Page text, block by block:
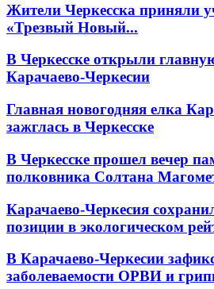
Жители Черкесска приняли
«Трезвый Новый...
В Черкесске открыли
Карачаево-Черкесии
Главная новогодняя елка
зажглась в Черкесске
В Черкесске прошел вечер
полковника Солтана
Карачаево-Черкесия
позиции в экологическом
В Карачаево-Черкесии
заболеваемости ОРВИ и